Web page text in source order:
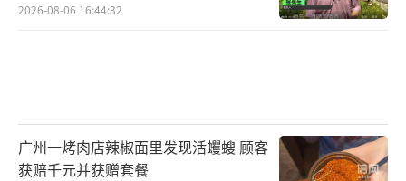
2026-08-06 16:44:32
广州一烤肉店辣椒面里发现活蠼螋 顾客
获赔千元并获赠套餐